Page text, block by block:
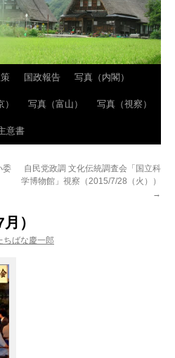
国政報告 写真（内閣）
写真（富山） 写真（視察）
意書
委
自民党政調 文化伝統調査会「国立科
学博物館」視察（2015/7/28（火））
→
）
ちばな慶一郎